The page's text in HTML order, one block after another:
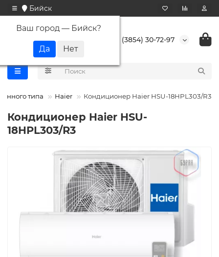
Бийск
Ваш город — Бийск?
+7 (3854) 30-72-97
типа Haier Кондиционер Haier HSU-18HPL303/R3
Кондиционер Haier HSU-
18HPL303/R3